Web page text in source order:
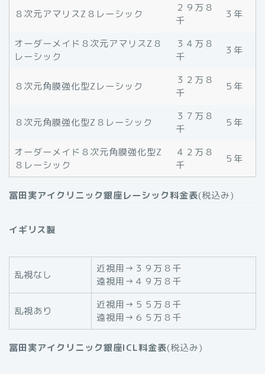
８次元アマリスZ８レーシック
２９万８
千
３年
オーダーメイド８次元アマリスZ８
レーシック
３４万８
千
３年
８次元角膜強化型Zレーシック
３２万８
千
５年
８次元角膜強化型Z８レーシック
３７万８
千
５年
オーダーメイド８次元角膜強化型Z
８レーシック
４２万８
千
５年
冨田実アイクリニック銀座レーシック料金表(税込み)
イギリス製
乱視なし
近視用→３９万８千
遠視用→４９万８千
乱視あり
近視用→５５万８千
遠視用→６５万８千
冨田実アイクリニック銀座ICL料金表(税込み)